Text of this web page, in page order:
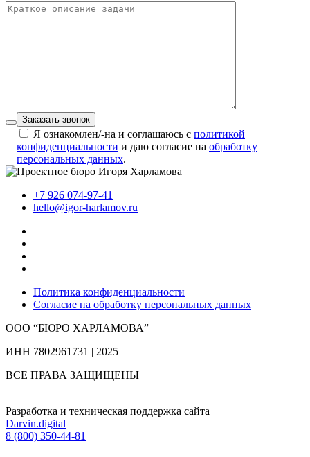
Заказать звонок
Я ознакомлен/-на и соглашаюсь с политикой
конфиденциальности и даю согласие на обработку
персональных данных.
+7 926 074-97-41
hello@igor-harlamov.ru
Политика конфиденциальности
Согласие на обработку персональных данных
ООО “БЮРО ХАРЛАМОВА”
ИНН 7802961731 | 2025
ВСЕ ПРАВА ЗАЩИЩЕНЫ
Разработка и техническая поддержка сайта
Darvin.digital
8 (800) 350-44-81